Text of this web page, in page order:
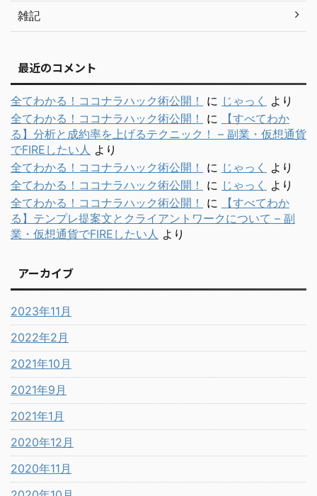
雑記
最近のコメント
全てわかる！ココナラハック術公開！ に じゃっく
より
全てわかる！ココナラハック術公開！
に
【すべてわか
る】分析と成約率を上げるテクニック！ – 副業・仮想通貨
でFIREしたい人 より
全てわかる！ココナラハック術公開！
に じゃっく
より
全てわかる！ココナラハック術公開！
に じゃっく
より
全てわかる！ココナラハック術公開！
に
【すべてわか
る】テンプレ提案文とクライアントワークについて – 副
業・仮想通貨でFIREしたい人 より
アーカイブ
2023年11月
2022年2月
2021年10月
2021年9月
2021年1月
2020年12月
2020年11月